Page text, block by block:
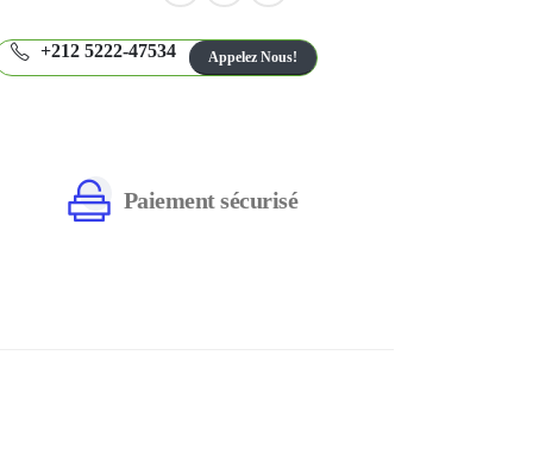
+212 5222-47534 Appelez Nous!
Paiement sécurisé